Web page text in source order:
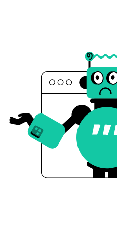
Abertura / Fecho de
A mudança de ontem
Volume de ontem
Histórico do preço do Pizza